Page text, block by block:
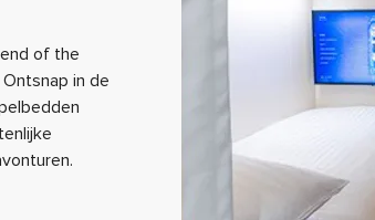
of the
in de